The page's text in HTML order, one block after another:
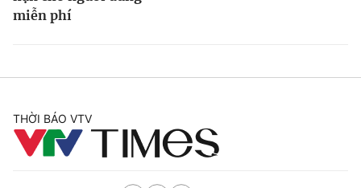
miễn phí
THỜI BÁO VTV